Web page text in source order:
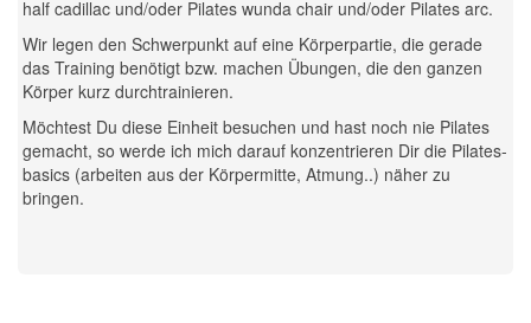
half cadillac und/oder Pilates wunda chair und/oder Pilates arc.
Wir legen den Schwerpunkt auf eine Körperpartie, die gerade
das Training benötigt bzw. machen Übungen, die den ganzen
Körper kurz durchtrainieren.
Möchtest Du diese Einheit besuchen und hast noch nie Pilates
gemacht, so werde ich mich darauf konzentrieren Dir die Pilates-
basics (arbeiten aus der Körpermitte, Atmung..) näher zu
bringen.